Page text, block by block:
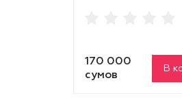
и глубокое
отлично смягчает и
функции,
сухость и
170 000
сумов
В